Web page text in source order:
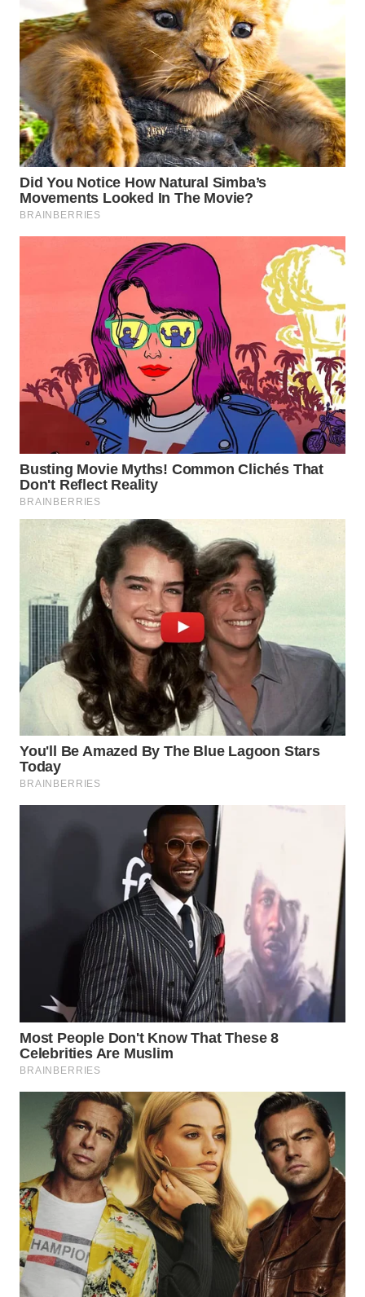
SUMEDANG
WN
CIANJUR
WN
KEPULAUAN
SERIBU
WN
TANGERANG
WN
INDRAMAYU
KUNINGAN
WN
MAJALENGKA
WN
WN
SUKABUMI
WN
PURWAKARTA
WN
PRIANGAN
TIMUR
BOROBUDUR
WN
MADURA
WN
SURABAYA
WN
NATUNA
WN
BINTAN
WN
MANDALIKA